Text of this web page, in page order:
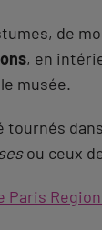
de
, en
musée.
tournés
ou ceux
Paris